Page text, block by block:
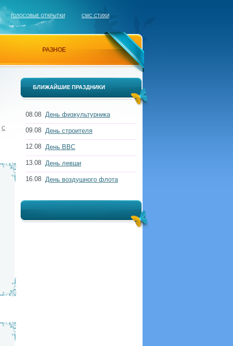
ГОЛОСОВЫЕ ОТКРЫТКИ СМС СТИХИ
РАЗНОЕ
с
БЛИЖАЙШИЕ ПРАЗДНИКИ
08.08 День физкультурника
09.08 День строителя
12.08 День ВВС
13.08 День левши
16.08 День воздушного флота